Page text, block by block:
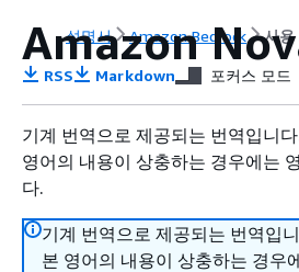
설명서 Amazon Bedrock 사용
Amazon
RSS Markdown 포커스 모드
기계 번역으로 제공되는 번역입니
영어의 내용이 상충하는 경우에는
다.
기계 번역으로 제공되는 번역입
본 영어의 내용이 상충하는 경우